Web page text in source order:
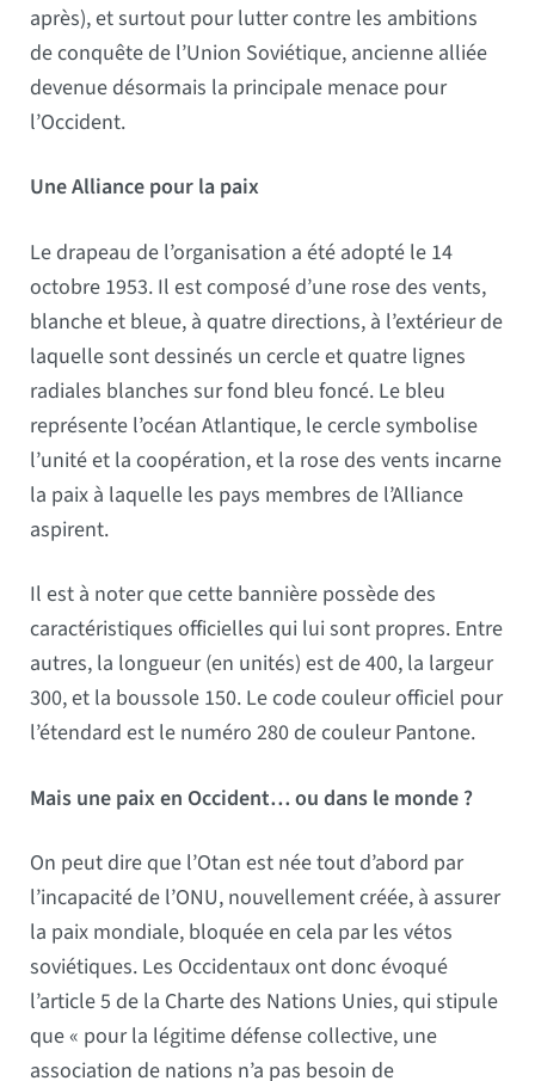
après), et surtout pour lutter contre les ambitions
de conquête de l’Union Soviétique, ancienne alliée
devenue désormais la principale menace pour
l’Occident.
Une Alliance pour la paix
Le drapeau de l’organisation a été adopté le 14
octobre 1953. Il est composé d’une rose des vents,
blanche et bleue, à quatre directions, à l’extérieur de
laquelle sont dessinés un cercle et quatre lignes
radiales blanches sur fond bleu foncé. Le bleu
représente l’océan Atlantique, le cercle symbolise
l’unité et la coopération, et la rose des vents incarne
la paix à laquelle les pays membres de l’Alliance
aspirent.
Il est à noter que cette bannière possède des
caractéristiques officielles qui lui sont propres. Entre
autres, la longueur (en unités) est de 400, la largeur
300, et la boussole 150. Le code couleur officiel pour
l’étendard est le numéro 280 de couleur Pantone.
Mais une paix en Occident… ou dans le monde ?
On peut dire que l’Otan est née tout d’abord par
l’incapacité de l’ONU, nouvellement créée, à assurer
la paix mondiale, bloquée en cela par les vétos
soviétiques. Les Occidentaux ont donc évoqué
l’article 5 de la Charte des Nations Unies, qui stipule
que « pour la légitime défense collective, une
association de nations n’a pas besoin de